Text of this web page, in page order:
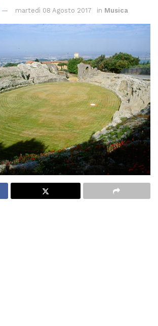
martedì 08 Agosto 2017 in Musica